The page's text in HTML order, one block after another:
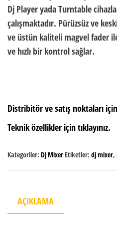
Dj Player yada Turntable
çalışmaktadır. Pürüzsüz ve
ve üstün kaliteli magvel fader
ve hızlı bir kontrol sağlar.
Distribitör ve satış noktaları için
Teknik özellikler için tıklayınız.
Kategoriler: Dj MixerEtiketler: dj mixer,
AÇIKLAMA